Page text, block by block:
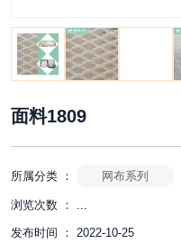
面料1809
所属分类 ： 网布系列
浏览次数 ： ...
发布时间 ： 2022-10-25